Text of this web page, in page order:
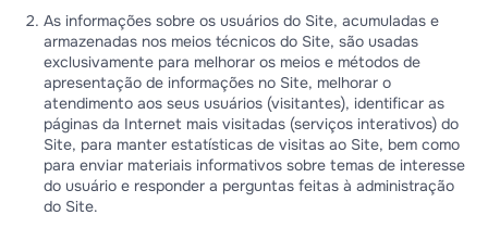
As informações sobre os usuários do Site, acumuladas e
armazenadas nos meios técnicos do Site, são usadas
exclusivamente para melhorar os meios e métodos de
apresentação de informações no Site, melhorar o
atendimento aos seus usuários (visitantes), identificar as
páginas da Internet mais visitadas (serviços interativos) do
Site, para manter estatísticas de visitas ao Site, bem como
para enviar materiais informativos sobre temas de interesse
do usuário e responder a perguntas feitas à administração
do Site.